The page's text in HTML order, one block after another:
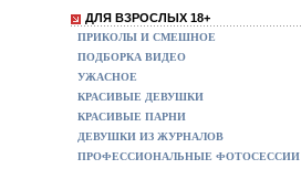
ДЛЯ ВЗРОСЛЫХ 18+
ПРИКОЛЫ И СМЕШНОЕ
ПОДБОРКА ВИДЕО
УЖАСНОЕ
КРАСИВЫЕ ДЕВУШКИ
КРАСИВЫЕ ПАРНИ
ДЕВУШКИ ИЗ ЖУРНАЛОВ
ПРОФЕССИОНАЛЬНЫЕ ФОТОСЕССИИ